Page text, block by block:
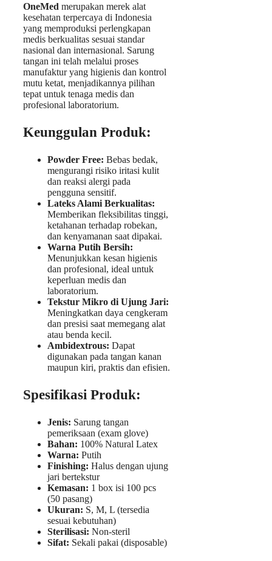
OneMed merupakan merek alat
kesehatan terpercaya di Indonesia
yang memproduksi perlengkapan
medis berkualitas sesuai standar
nasional dan internasional. Sarung
tangan ini telah melalui proses
manufaktur yang higienis dan kontrol
mutu ketat, menjadikannya pilihan
tepat untuk tenaga medis dan
profesional laboratorium.
Keunggulan Produk:
Powder Free: Bebas bedak,
mengurangi risiko iritasi kulit
dan reaksi alergi pada
pengguna sensitif.
Lateks Alami Berkualitas:
Memberikan fleksibilitas tinggi,
ketahanan terhadap robekan,
dan kenyamanan saat dipakai.
Warna Putih Bersih:
Menunjukkan kesan higienis
dan profesional, ideal untuk
keperluan medis dan
laboratorium.
Tekstur Mikro di Ujung Jari:
Meningkatkan daya cengkeram
dan presisi saat memegang alat
atau benda kecil.
Ambidextrous: Dapat
digunakan pada tangan kanan
maupun kiri, praktis dan efisien.
Spesifikasi Produk:
Jenis: Sarung tangan
pemeriksaan (exam glove)
Bahan: 100% Natural Latex
Warna: Putih
Finishing: Halus dengan ujung
jari bertekstur
Kemasan: 1 box isi 100 pcs
(50 pasang)
Ukuran: S, M, L (tersedia
sesuai kebutuhan)
Sterilisasi: Non-steril
Sifat: Sekali pakai (disposable)